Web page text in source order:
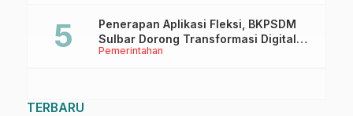
Pemerintahan
Penerapan Aplikasi Fleksi, BKPSDM
Sulbar Dorong Transformasi Digital
Sistem Kehadiran ASN
TERBARU